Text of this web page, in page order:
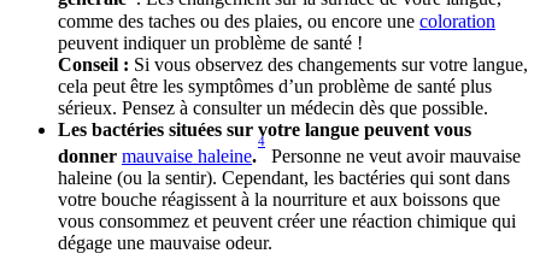
comme des taches ou des plaies, ou encore une coloration
peuvent indiquer un problème de santé !
Conseil : Si vous observez des changements sur votre langue,
cela peut être les symptômes d’un problème de santé plus
sérieux. Pensez à consulter un médecin dès que possible.
Les bactéries situées sur votre langue peuvent vous
donner mauvaise haleine.
4
Personne ne veut avoir mauvaise
haleine (ou la sentir). Cependant, les bactéries qui sont dans
votre bouche réagissent à la nourriture et aux boissons que
vous consommez et peuvent créer une réaction chimique qui
dégage une mauvaise odeur.